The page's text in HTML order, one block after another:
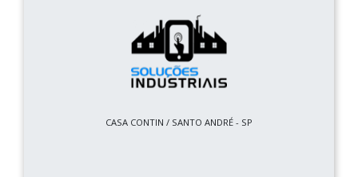
CASA CONTIN / SANTO ANDRÉ - SP